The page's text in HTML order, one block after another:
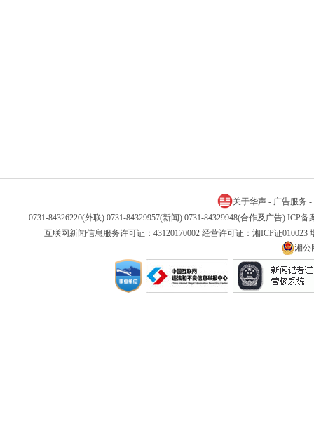
关于华声 - 广告服务 -
0731-84326220(外联) 0731-84329957(新闻) 0731-84329948(合作及广告) ICP备
互联网新闻信息服务许可证：43120170002 经营许可证：湘ICP证
湘公